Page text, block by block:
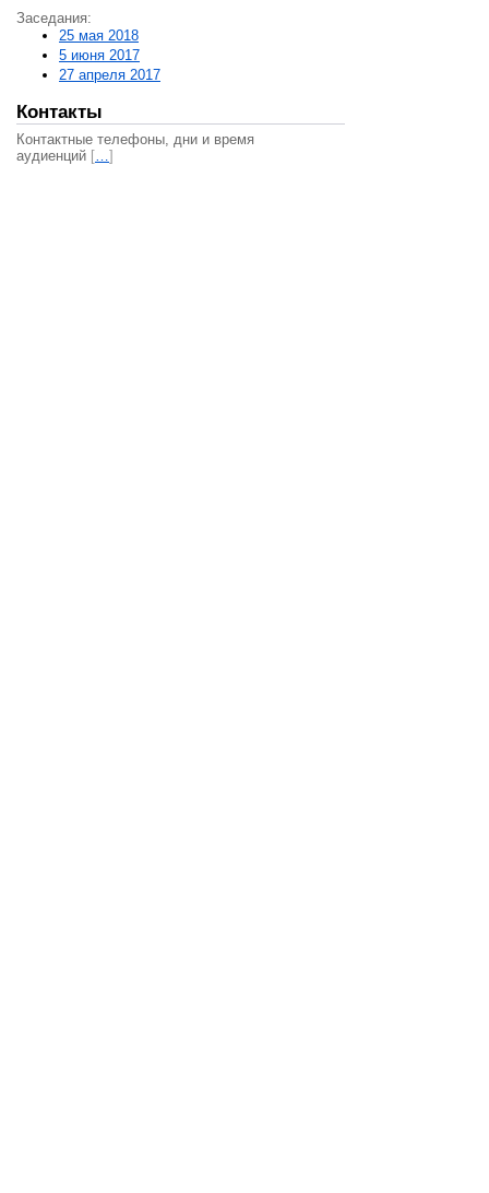
Заседания:
25 мая 2018
5 июня 2017
27 апреля 2017
Контакты
Контактные телефоны, дни и время
аудиенций […]